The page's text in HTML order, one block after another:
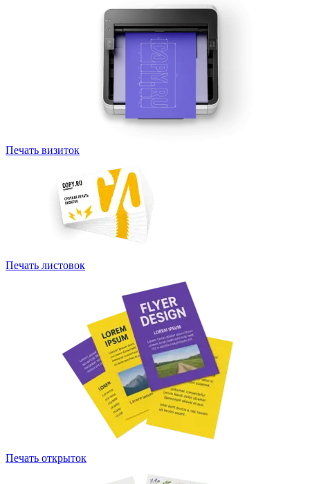
Печать визиток
Печать листовок
Печать открыток